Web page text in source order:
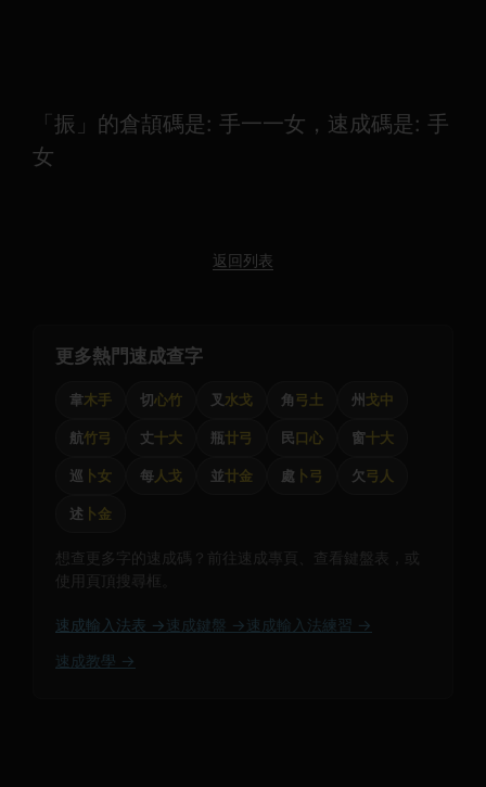
「振」的倉頡碼是: 手一一女，速成碼是: 手
女
返回列表
更多熱門速成查字
韋木手 切心竹 叉 水戈 角弓土 州 戈中
航竹弓 丈十大 瓶廿弓 民口心 窗十大
巡 卜女 每人戈 並廿金 處 卜弓 欠弓人
述 卜金
想查更多字的速成碼？前往速成專頁、查看鍵盤表，或
使用頁頂搜尋框。
速成輸入法表 → 速成鍵盤 → 速成輸入法練習 →
速成教學 →